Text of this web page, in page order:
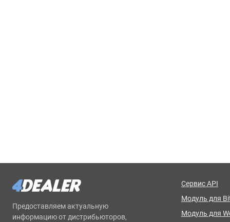
Предоставляем актуальную
информацию от дистрибьюторов,
Сервис API
Модуль для
Модуль для